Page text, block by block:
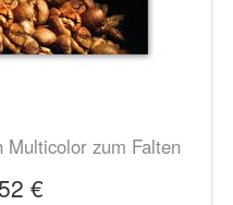
Multicolor zum Falten
€